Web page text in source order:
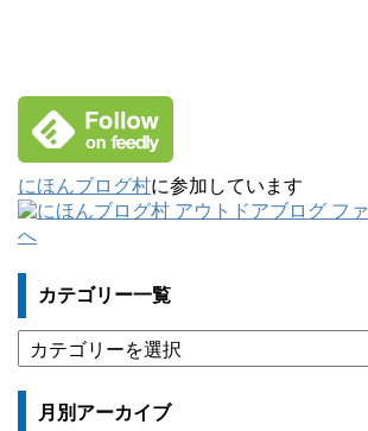
にほんブログ村に参加しています
カテゴリー一覧
テ
ゴ
月別アーカイブ